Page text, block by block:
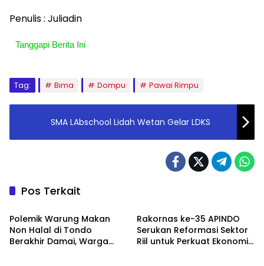
Penulis : Juliadin
Tanggapi Berita Ini
Tag: Bima Dompu Pawai Rimpu
SMA LAbschool Lidah Wetan Gelar LDKS
Pos Terkait
Ragam
Polemik Warung Makan
Non Halal di Tondo
Berakhir Damai, Warga
Rakornas ke-35 APINDO
Serukan Reformasi Sektor
Riil untuk Perkuat Ekonomi
Budaya Budaya